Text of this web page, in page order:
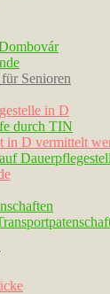
Senioren
in D
durch TIN
in D vermittelt